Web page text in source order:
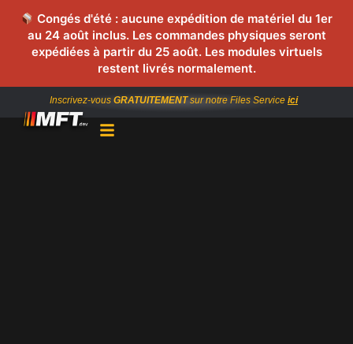
Congés d'été : aucune expédition de matériel du 1er
au 24 août inclus. Les commandes physiques seront
expédiées à partir du 25 août. Les modules virtuels
restent livrés normalement.
Inscrivez-vous GRATUITEMENTsur notre Files Service ici